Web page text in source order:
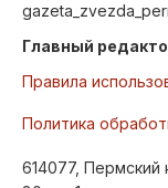
Главный
Правила
Политика
614077, Пермский